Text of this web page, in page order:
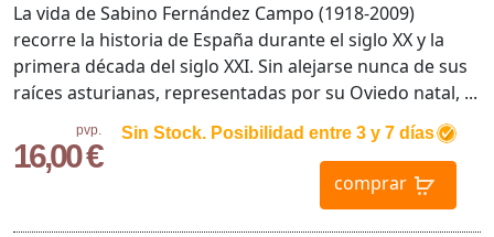
pvp.
16,00 €
Sin Stock. Posibilidad entre 3 y 7 días
comprar
La vida de Sabino Fernández Campo (1918-2009)
recorre la historia de España durante el siglo XX y la
primera década del siglo XXI. Sin alejarse nunca de sus
raíces asturianas, representadas por su Oviedo natal, ...